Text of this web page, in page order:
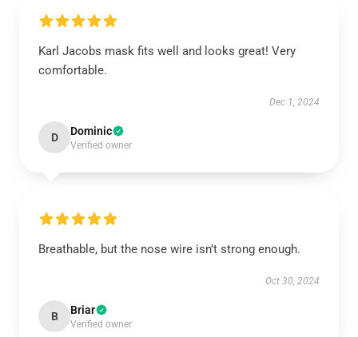
Karl Jacobs mask fits well and looks great! Very
comfortable.
Dec 1, 2024
D Dominic
Verified owner
Breathable, but the nose wire isn’t strong enough.
Oct 30, 2024
B Briar
Verified owner